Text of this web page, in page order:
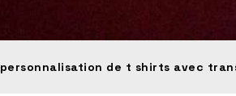
personnalisation de t shirts avec